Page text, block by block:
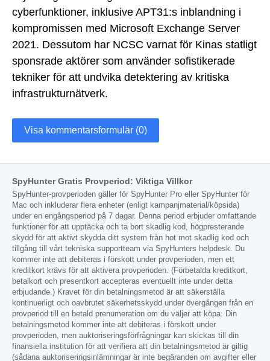
cyberfunktioner, inklusive APT31:s inblandning i
kompromissen med Microsoft Exchange Server
2021. Dessutom har NCSC varnat för Kinas statligt
sponsrade aktörer som använder sofistikerade
tekniker för att undvika detektering av kritiska
infrastrukturnätverk.
Visa kommentarsformulär (0)
SpyHunter Gratis Provperiod: Viktiga Villkor
SpyHunter-provperioden gäller för SpyHunter Pro eller SpyHunter för
Mac och inkluderar flera enheter (enligt kampanjmaterial/köpsida)
under en engångsperiod på 7 dagar. Denna period erbjuder omfattande
funktioner för att upptäcka och ta bort skadlig kod, högpresterande
skydd för att aktivt skydda ditt system från hot mot skadlig kod och
tillgång till vårt tekniska supportteam via SpyHunters helpdesk. Du
kommer inte att debiteras i förskott under provperioden, men ett
kreditkort krävs för att aktivera provperioden. (Förbetalda kreditkort,
betalkort och presentkort accepteras eventuellt inte under detta
erbjudande.) Kravet för din betalningsmetod är att säkerställa
kontinuerligt och oavbrutet säkerhetsskydd under övergången från en
provperiod till en betald prenumeration om du väljer att köpa. Din
betalningsmetod kommer inte att debiteras i förskott under
provperioden, men auktoriseringsförfrågningar kan skickas till din
finansiella institution för att verifiera att din betalningsmetod är giltig
(sådana auktoriseringsinlämningar är inte begäranden om avgifter eller